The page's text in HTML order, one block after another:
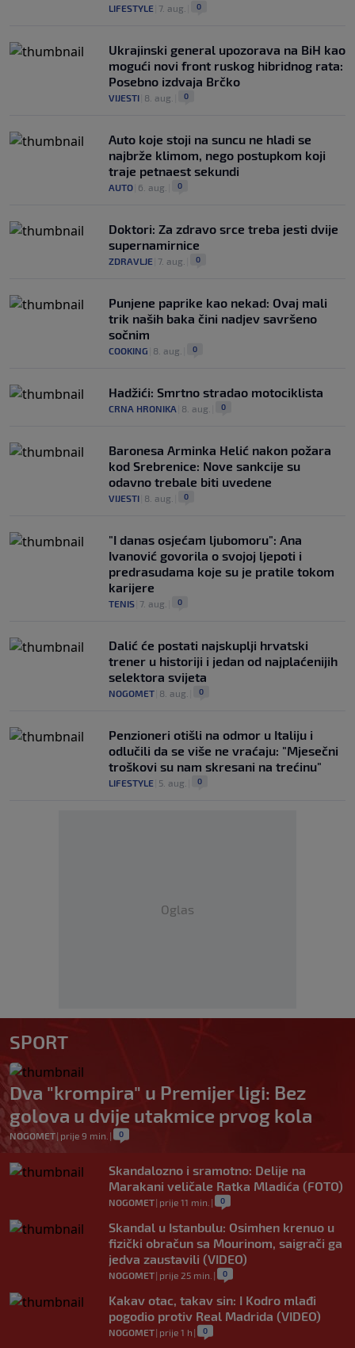
LIFESTYLE 7. aug. 0
Ukrajinski general upozorava na BiH kao
mogući novi front ruskog hibridnog rata:
Posebno izdvaja Brčko
VIJESTI 8. aug. 0
Auto koje stoji na suncu ne hladi se
najbrže klimom, nego postupkom koji
traje petnaest sekundi
AUTO 6. aug. 0
Doktori: Za zdravo srce treba jesti dvije
supernamirnice
ZDRAVLJE 7. aug. 0
Punjene paprike kao nekad: Ovaj mali
trik naših baka čini nadjev savršeno
sočnim
COOKING 8. aug. 0
Hadžići: Smrtno stradao motociklista
CRNA HRONIKA 8. aug. 0
Baronesa Arminka Helić nakon požara
kod Srebrenice: Nove sankcije su
odavno trebale biti uvedene
VIJESTI 8. aug. 0
"I danas osjećam ljubomoru": Ana
Ivanović govorila o svojoj ljepoti i
predrasudama koje su je pratile tokom
karijere
TENIS 7. aug. 0
Dalić će postati najskuplji hrvatski
trener u historiji i jedan od najplaćenijih
selektora svijeta
NOGOMET 8. aug. 0
Penzioneri otišli na odmor u Italiju i
odlučili da se više ne vraćaju: "Mjesečni
troškovi su nam skresani na trećinu"
LIFESTYLE 5. aug. 0
Oglas
SPORT
Dva "krompira" u Premijer ligi: Bez
golova u dvije utakmice prvog kola
NOGOMET| prije 9 min. | 0
Skandalozno i sramotno: Delije na
Marakani veličale Ratka Mladića (FOTO)
NOGOMET| prije 11 min. | 0
Skandal u Istanbulu: Osimhen krenuo u
fizički obračun sa Mourinom, saigrači ga
jedva zaustavili (VIDEO)
NOGOMET| prije 25 min. | 0
Kakav otac, takav sin: I Kodro mlađi
pogodio protiv Real Madrida (VIDEO)
NOGOMET| prije 1 h | 0